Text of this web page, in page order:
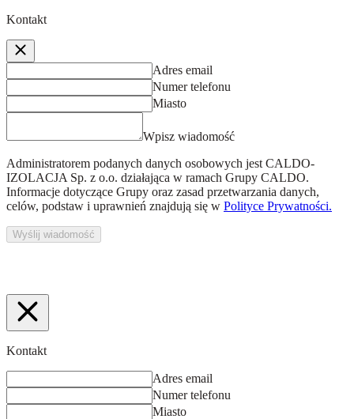
Kontakt
Adres email
Numer telefonu
Miasto
Wpisz wiadomość
Administratorem podanych danych osobowych jest CALDO-
IZOLACJA Sp. z o.o. działająca w ramach Grupy CALDO.
Informacje dotyczące Grupy oraz zasad przetwarzania danych,
celów, podstaw i uprawnień znajdują się w Polityce Prywatności.
Wyślij wiadomość
Kontakt
Adres email
Numer telefonu
Miasto